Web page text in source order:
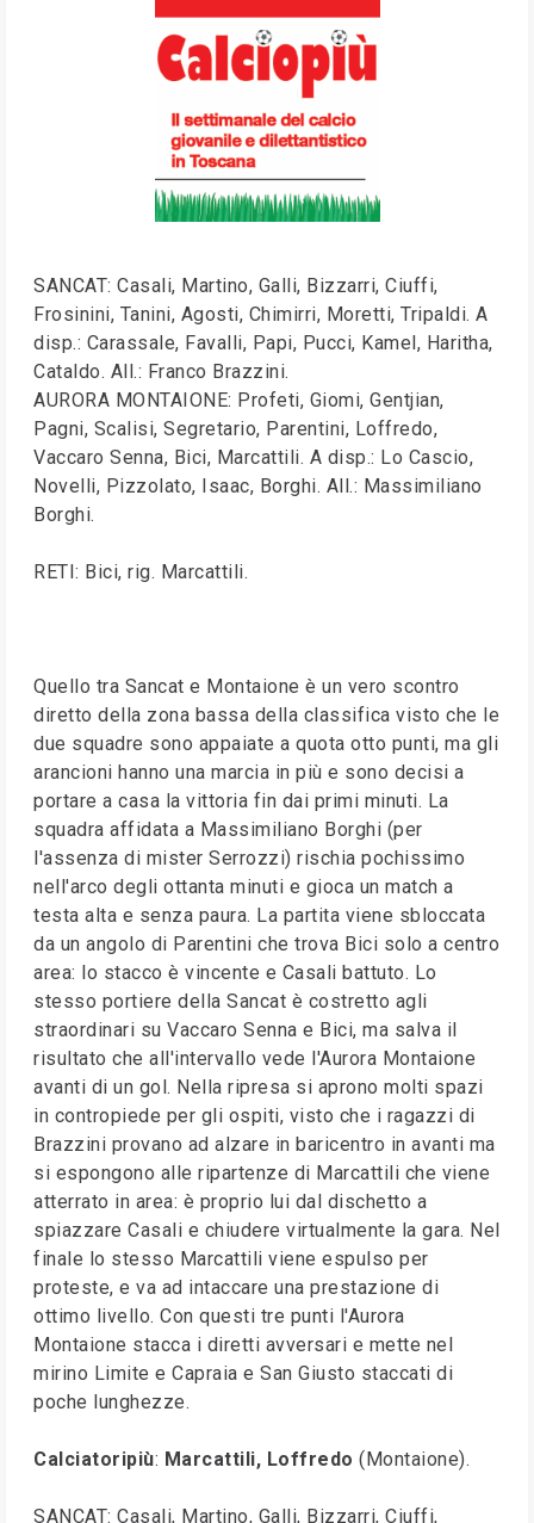
SANCAT: Casali, Martino, Galli, Bizzarri, Ciuffi,
Frosinini, Tanini, Agosti, Chimirri, Moretti, Tripaldi. A
disp.: Carassale, Favalli, Papi, Pucci, Kamel, Haritha,
Cataldo. All.: Franco Brazzini.
AURORA MONTAIONE: Profeti, Giomi, Gentjian,
Pagni, Scalisi, Segretario, Parentini, Loffredo,
Vaccaro Senna, Bici, Marcattili. A disp.: Lo Cascio,
Novelli, Pizzolato, Isaac, Borghi. All.: Massimiliano
Borghi.
RETI: Bici, rig. Marcattili.
Quello tra Sancat e Montaione è un vero scontro
diretto della zona bassa della classifica visto che le
due squadre sono appaiate a quota otto punti, ma gli
arancioni hanno una marcia in più e sono decisi a
portare a casa la vittoria fin dai primi minuti. La
squadra affidata a Massimiliano Borghi (per
l'assenza di mister Serrozzi) rischia pochissimo
nell'arco degli ottanta minuti e gioca un match a
testa alta e senza paura. La partita viene sbloccata
da un angolo di Parentini che trova Bici solo a centro
area: lo stacco è vincente e Casali battuto. Lo
stesso portiere della Sancat è costretto agli
straordinari su Vaccaro Senna e Bici, ma salva il
risultato che all'intervallo vede l'Aurora Montaione
avanti di un gol. Nella ripresa si aprono molti spazi
in contropiede per gli ospiti, visto che i ragazzi di
Brazzini provano ad alzare in baricentro in avanti ma
si espongono alle ripartenze di Marcattili che viene
atterrato in area: è proprio lui dal dischetto a
spiazzare Casali e chiudere virtualmente la gara. Nel
finale lo stesso Marcattili viene espulso per
proteste, e va ad intaccare una prestazione di
ottimo livello. Con questi tre punti l'Aurora
Montaione stacca i diretti avversari e mette nel
mirino Limite e Capraia e San Giusto staccati di
poche lunghezze.
Calciatoripiù: Marcattili, Loffredo (Montaione).
SANCAT: Casali, Martino, Galli, Bizzarri, Ciuffi,